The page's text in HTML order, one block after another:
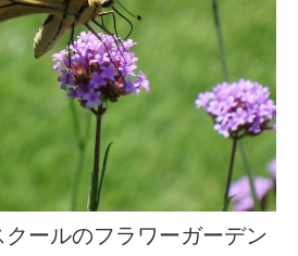
ールのフラワーガーデン